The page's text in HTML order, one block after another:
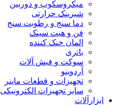
میکروسکوپ و دوربین
شیرینک حرارتی
دما سنج و رطوبت سنج
فن و هیت سینک
المان خنک کننده
باتری
سوکت و فیش آلات
آردوینو
تجهیزات و قطعات ماینر
سایر تجهیزات الکترونیکی
ابزارآلات